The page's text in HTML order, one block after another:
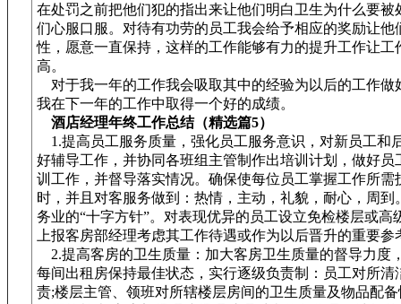
在处罚之前把他们犯的指出来让他们明白卫生为什么要被
们心服口服。对待有功劳的员工我会给予相应的奖励让他
性，愿意一直保持，这样的工作能够有力的提升工作让工
高。
对于我一年的工作我会吸取其中的经验为以后的工作做
我在下一年的工作中取得一个好的成绩。
酒店经理年终工作总结（精选篇5）
1.提高员工服务质量，强化员工服务意识，对新员工和
好辅导工作，并协同各班组主管制作出培训计划，做好员
训工作，并督导落实情况。确保使每位员工掌握工作所需
时，并且对客服务做到：热情，主动，礼貌，耐心，周到
务业的“十字方针”。对表现优异的员工设立免检楼层或高
上报客房部经理考虑其工作待遇或作为以后晋升的重要参
2.提高客房的卫生质量：加大客房卫生质量的督导力度
每间出租房保持最佳状态，实行逐级负责制：员工对所清
责;楼层主管、领班对所辖楼层房间的卫生质量及物品配